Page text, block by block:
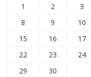
1 2 3
8
9 10
15 16 17
22 23 24
29 30